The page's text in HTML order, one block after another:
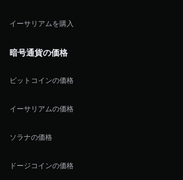
イーサリアムを購入
暗号通貨の価格
ビットコインの価格
イーサリアムの価格
ソラナの価格
ドージコインの価格